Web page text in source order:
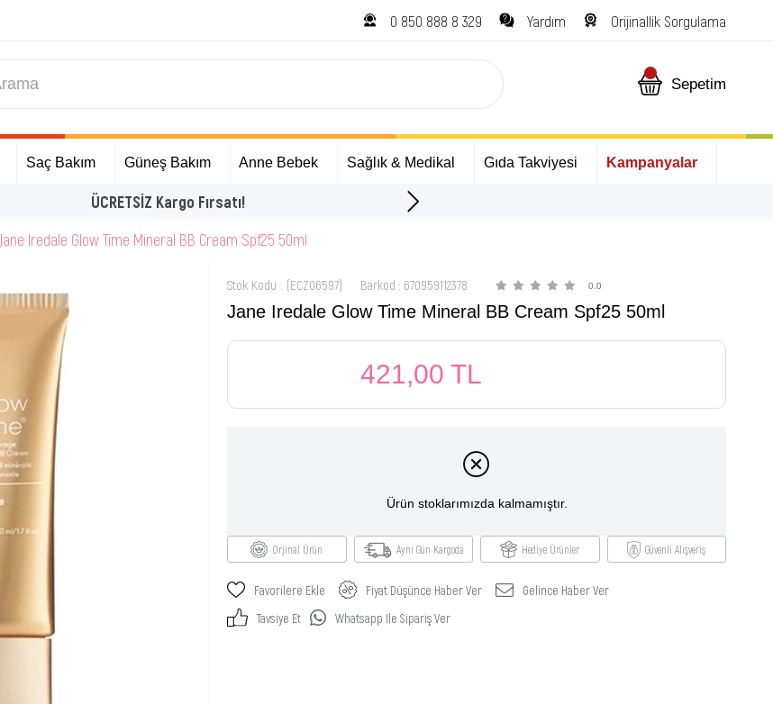
0 850 888 8 329 Yardım Orijinallik Sorgulama
Sepetim
Saç Bakım Güneş Bakım Anne Bebek Sağlık & Medikal Gıda Takviyesi Kampanyalar
İlk Alışverişinize Özel Hediyeler
Jane Iredale Glow Time Mineral BB Cream Spf25 50ml
Stok Kodu (ECZ06597) Barkod : 670959112378 0.0
Jane Iredale Glow Time Mineral BB Cream Spf25 50ml
421,00 TL
Ürün stoklarımızda kalmamıştır.
Orjinal Ürün Aynı Gün Kargoda Hediye Ürünler Güvenli Alışveriş
Favorilere Ekle Fiyat Düşünce Haber Ver
Gelince Haber Ver
Tavsiye Et
Whatsapp İle Sipariş Ver